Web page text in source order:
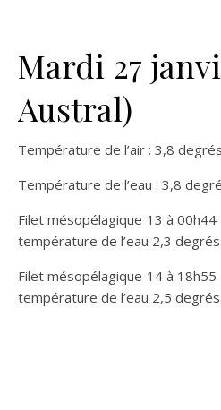
Mardi 27
Austral)
Température de l’air : 3,8 degrés
Température de l’eau : 3,8
Filet mésopélagique 13 à
température de l’eau 2,3 degrés.
Filet mésopélagique 14 à
température de l’eau 2,5 degrés.